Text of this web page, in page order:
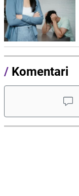
/ Komentari